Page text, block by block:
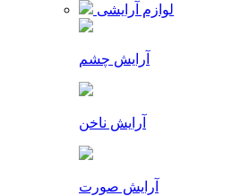
لوازم آرایشی
آرایش چشم
آرایش ناخن
آرایش صورت